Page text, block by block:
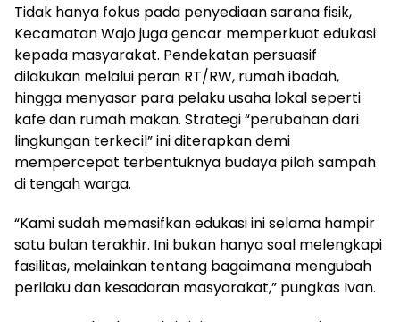
​Tidak hanya fokus pada penyediaan sarana fisik,
Kecamatan Wajo juga gencar memperkuat edukasi
kepada masyarakat. Pendekatan persuasif
dilakukan melalui peran RT/RW, rumah ibadah,
hingga menyasar para pelaku usaha lokal seperti
kafe dan rumah makan. Strategi “perubahan dari
lingkungan terkecil” ini diterapkan demi
mempercepat terbentuknya budaya pilah sampah
di tengah warga.
​“Kami sudah memasifkan edukasi ini selama hampir
satu bulan terakhir. Ini bukan hanya soal melengkapi
fasilitas, melainkan tentang bagaimana mengubah
perilaku dan kesadaran masyarakat,” pungkas Ivan.